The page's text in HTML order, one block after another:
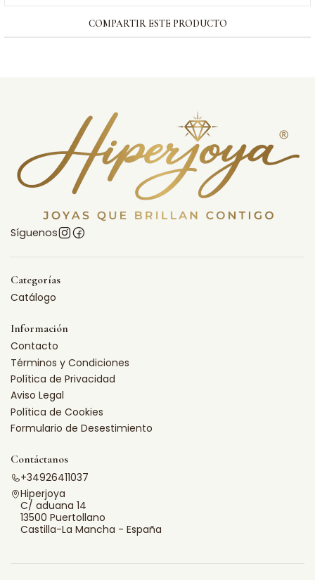
COMPARTIR ESTE PRODUCTO
Síguenos
Categorías
Catálogo
Información
Contacto
Términos y Condiciones
Política de Privacidad
Aviso Legal
Política de Cookies
Formulario de Desestimiento
Contáctanos
+34926411037
Hiperjoya
C/ aduana 14
13500 Puertollano
Castilla-La Mancha - España